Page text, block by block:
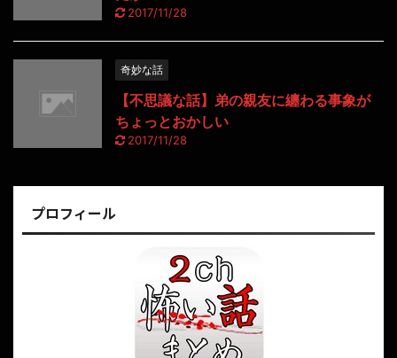
2017/11/28
奇妙な話
【不思議な話】弟の親友に纏わる事象が
ちょっとおかしい
2017/11/28
プロフィール